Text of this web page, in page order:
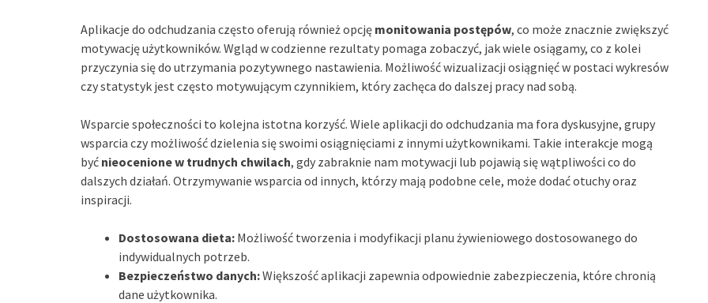
Aplikacje do odchudzania często oferują również opcję monitowania postępów, co może znacznie zwiększyć
motywację użytkowników. Wgląd w codzienne rezultaty pomaga zobaczyć, jak wiele osiągamy, co z kolei
przyczynia się do utrzymania pozytywnego nastawienia. Możliwość wizualizacji osiągnięć w postaci wykresów
czy statystyk jest często motywującym czynnikiem, który zachęca do dalszej pracy nad sobą.
Wsparcie społeczności to kolejna istotna korzyść. Wiele aplikacji do odchudzania ma fora dyskusyjne, grupy
wsparcia czy możliwość dzielenia się swoimi osiągnięciami z innymi użytkownikami. Takie interakcje mogą
być nieocenione w trudnych chwilach, gdy zabraknie nam motywacji lub pojawią się wątpliwości co do
dalszych działań. Otrzymywanie wsparcia od innych, którzy mają podobne cele, może dodać otuchy oraz
inspiracji.
Dostosowana dieta: Możliwość tworzenia i modyfikacji planu żywieniowego dostosowanego do
indywidualnych potrzeb.
Bezpieczeństwo danych:Większość aplikacji zapewnia odpowiednie zabezpieczenia, które chronią
dane użytkownika.